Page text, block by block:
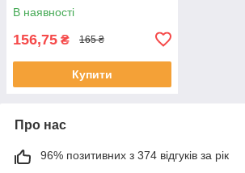
В наявності
156,75 ₴ 165 ₴
Купити
Про нас
96% позитивних з 374 відгуків за рік